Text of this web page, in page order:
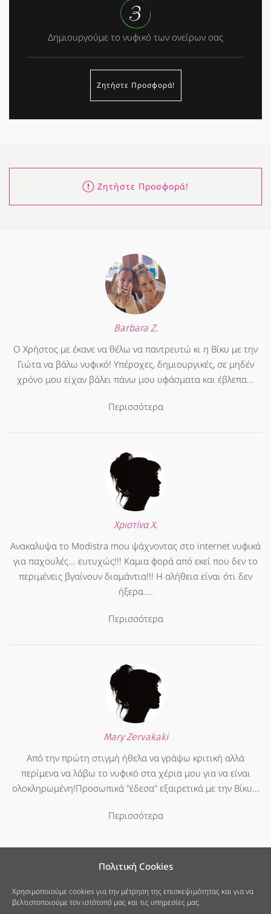
Πολιτική Cookies
Χρησιμοποιούμε cookies για την μέτρηση της επισκεψιμότητας και για να
βελτιστοποιούμε τον ιστότοπό μας και τις υπηρεσίες μας.
Δημιουργούμε το νυφικό των ονείρων σας
Ζητήστε Προσφορά!
Ζητήστε Προσφορά!
Barbara Z.
Ο Χρήστος με έκανε να θέλω να παντρευτώ κι η Βίκυ με την
Γιώτα να βάλω νυφικό! Υπέροχες, δημιουργικές, σε μηδέν
χρόνο μου είχαν βάλει πάνω μου υφάσματα και έβλεπα...
Περισσότερα
Χριστίνα Χ.
Ανακαλυψα το Modistra mou ψάχνοντας στο internet νυφικά
για παχουλές... ευτυχώς!!! Καμια φορά από εκεί που δεν το
περιμένεις βγαίνουν διαμάντια!!! Η αλήθεια είναι ότι δεν
ήξερα....
Περισσότερα
Mary Zervakaki
Από την πρώτη στιγμή ήθελα να γράψω κριτική αλλά
περίμενα να λάβω το νυφικό στα χέρια μου για να είναι
ολοκληρωμένη!Προσωπικά "έδεσα" εξαιρετικά με την Βίκυ...
Περισσότερα